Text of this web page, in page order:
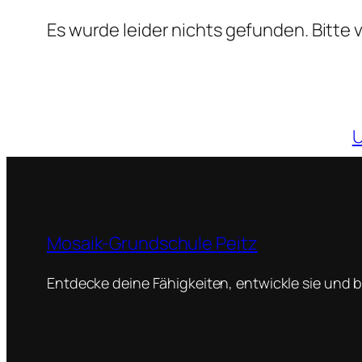
Es wurde leider nichts gefunden. Bitte
Mosaik-Grundschule Peitz
Entdecke deine Fähigkeiten, entwickle sie und